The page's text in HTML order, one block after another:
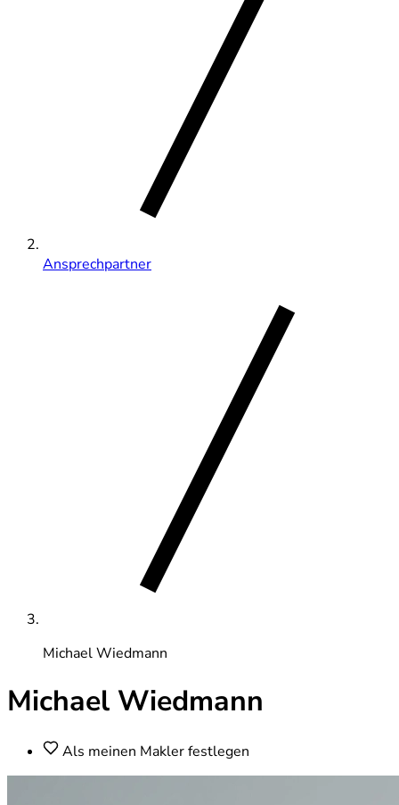
Ansprechpartner
Michael Wiedmann
Michael Wiedmann
Als meinen Makler festlegen